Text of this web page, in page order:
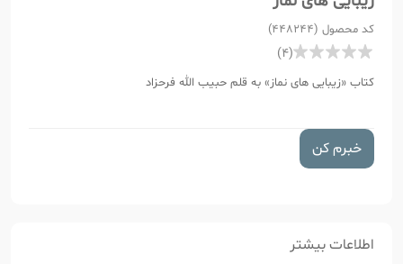
کد محصول (448244)
(4)
کتاب «زیبایی های نماز» به قلم حبیب الله فرحزاد
خبرم کن
اطلاعات بیشتر